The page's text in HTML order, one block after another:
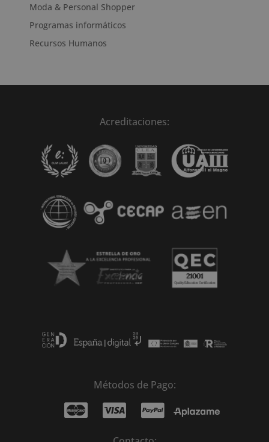
Moda & Personal Shopper
Programas informáticos
Recursos Humanos
Acreditaciones:
Métodos de Pago: